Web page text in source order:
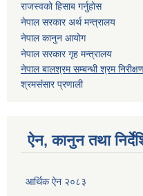
राजस्वको हिसाब गर्नुहोस
नेपाल सरकार अर्थ मन्त्रालय
नेपाल कानुन आयोग
नेपाल सरकार गृह मन्त्रालय
नेपाल बालश्रम सम्बन्धी श्रम
श्रमसंसार प्रणाली
ऐन, कानुन तथा
आर्थिक ऐन २०८३